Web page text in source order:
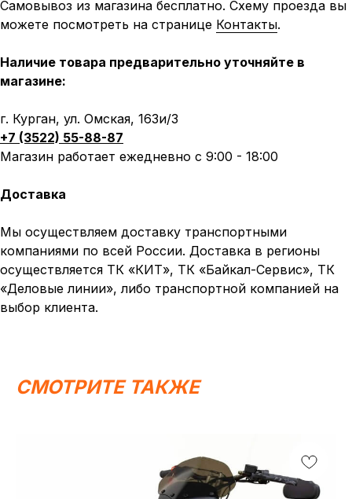
Самовывоз из магазина бесплатно. Схему проезда вы
можете посмотреть на странице Контакты.
Наличие товара предварительно уточняйте в
магазине:
г. Курган, ул. Омская, 163и/3
+7 (3522) 55-88-87
Магазин работает ежедневно с 9:00 - 18:00
Доставка
Мы осуществляем доставку транспортными
компаниями по всей России. Доставка в регионы
осуществляется ТК «КИТ», ТК «Байкал-Сервис», ТК
«Деловые линии», либо транспортной компанией на
выбор клиента.
СМОТРИТЕ ТАКЖЕ
ИП Каканова Анна Константиновна
информационный характер и ни при каких условиях не
является публичной офертой, определяемой
положениями Статьи 437 (2) ГК РФ.